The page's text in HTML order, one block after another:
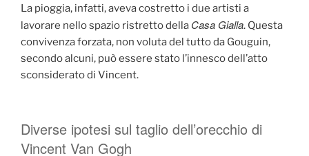
La pioggia, infatti, aveva costretto i due artisti a
lavorare nello spazio ristretto della Casa Gialla. Questa
convivenza forzata, non voluta del tutto da Gouguin,
secondo alcuni, può essere stato l’innesco dell’atto
sconsiderato di Vincent.
Diverse ipotesi sul taglio dell’orecchio di
Vincent Van Gogh